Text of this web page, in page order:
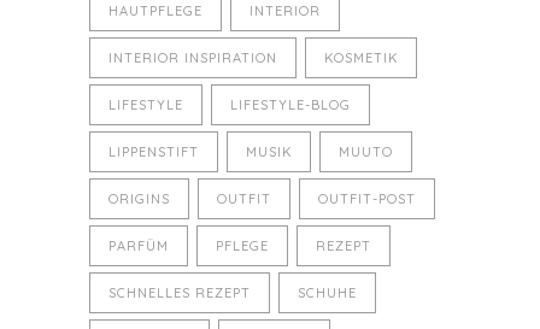
HAUTPFLEGE INTERIOR
INTERIOR INSPIRATION KOSMETIK
LIFESTYLE LIFESTYLE-BLOG
LIPPENSTIFT MUSIK MUUTO
ORIGINS OUTFIT OUTFIT-POST
PARFÜM PFLEGE REZEPT
SCHNELLES REZEPT SCHUHE